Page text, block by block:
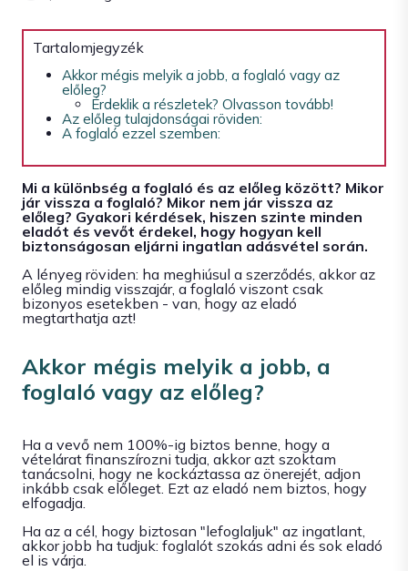
Tartalomjegyzék
Akkor mégis melyik a jobb, a foglaló vagy az
előleg?
Érdeklik a részletek? Olvasson tovább!
Az előleg tulajdonságai röviden:
A foglaló ezzel szemben:
Mi a különbség a foglaló és az előleg között? Mikor
jár vissza a foglaló? Mikor nem jár vissza az
előleg? Gyakori kérdések, hiszen szinte minden
eladót és vevőt érdekel, hogy hogyan kell
biztonságosan eljárni ingatlan adásvétel során.
A lényeg röviden: ha meghiúsul a szerződés, akkor az
előleg mindig visszajár, a foglaló viszont csak
bizonyos esetekben - van, hogy az eladó
megtarthatja azt!
Akkor mégis melyik a jobb, a
foglaló vagy az előleg?
Ha a vevő nem 100%-ig biztos benne, hogy a
vételárat finanszírozni tudja, akkor azt szoktam
tanácsolni, hogy ne kockáztassa az önerejét, adjon
inkább csak előleget. Ezt az eladó nem biztos, hogy
elfogadja.
Ha az a cél, hogy biztosan "lefoglaljuk" az ingatlant,
akkor jobb ha tudjuk: foglalót szokás adni és sok eladó
el is várja.